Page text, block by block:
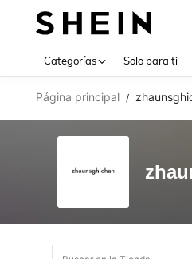
Categorías Solo para ti
Página principal /